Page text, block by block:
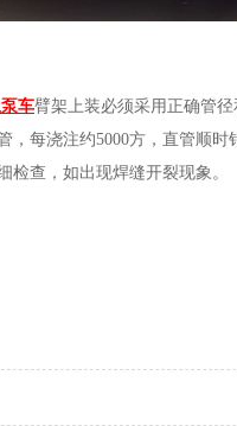
车臂架上装必须采用正确管
，每浇注约5000方，直管顺时
检查，如出现焊缝开裂现象。